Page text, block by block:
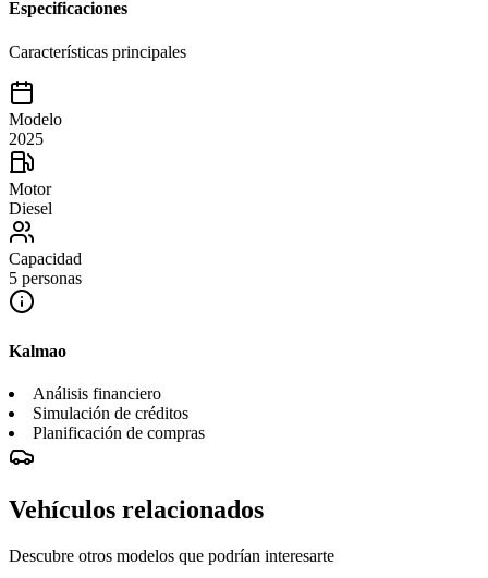
Especificaciones
Características principales
Modelo
2025
Motor
Diesel
Capacidad
5 personas
Kalmao
Análisis financiero
Simulación de créditos
Planificación de compras
Vehículos relacionados
Descubre otros modelos que podrían interesarte